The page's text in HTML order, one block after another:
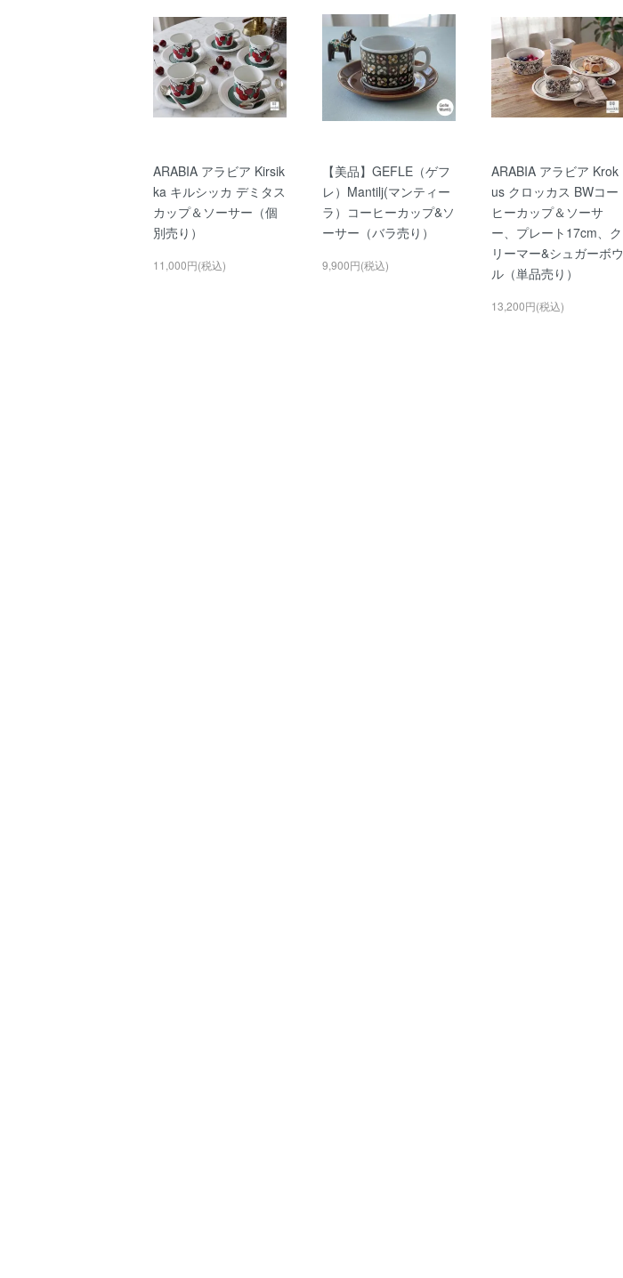
ARABIA アラビア Kirsik
ka キルシッカ デミタス
カップ＆ソーサー（個
別売り）
11,000円(税込)
【美品】GEFLE（ゲフ
レ）Mantilj(マンティー
ラ）コーヒーカップ&ソ
ーサー（バラ売り）
9,900円(税込)
ARABIA アラビア Krok
us クロッカス BWコー
ヒーカップ＆ソーサ
ー、プレート17cm、ク
リーマー&シュガーボウ
ル（単品売り）
13,200円(税込)